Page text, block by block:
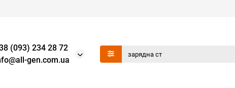
(093) 234 28 72
gen.com.ua